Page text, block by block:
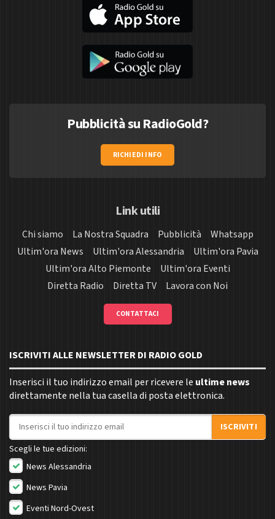
Pubblicità su RadioGold?
RICHIEDI INFO
Link utili
Chi siamo La Nostra Squadra Pubblicità
Whatsapp
Ultim'ora News
Ultim'ora Alessandria
Ultim'ora Pavia
Ultim'ora Alto Piemonte
Ultim'ora Eventi
Diretta Radio
Diretta TV Lavora con Noi
CONTATTACI
ISCRIVITI ALLE NEWSLETTER DI RADIO GOLD
Inserisci il tuo indirizzo email per ricevere le ultime news
direttamente nella tua casella di posta elettronica.
Indirizzo email
ISCRIVITI
Scegli le tue edizioni:
News Alessandria
News Pavia
Eventi Nord-Ovest